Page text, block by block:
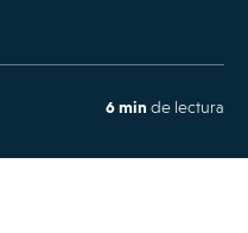
6 min de lectura